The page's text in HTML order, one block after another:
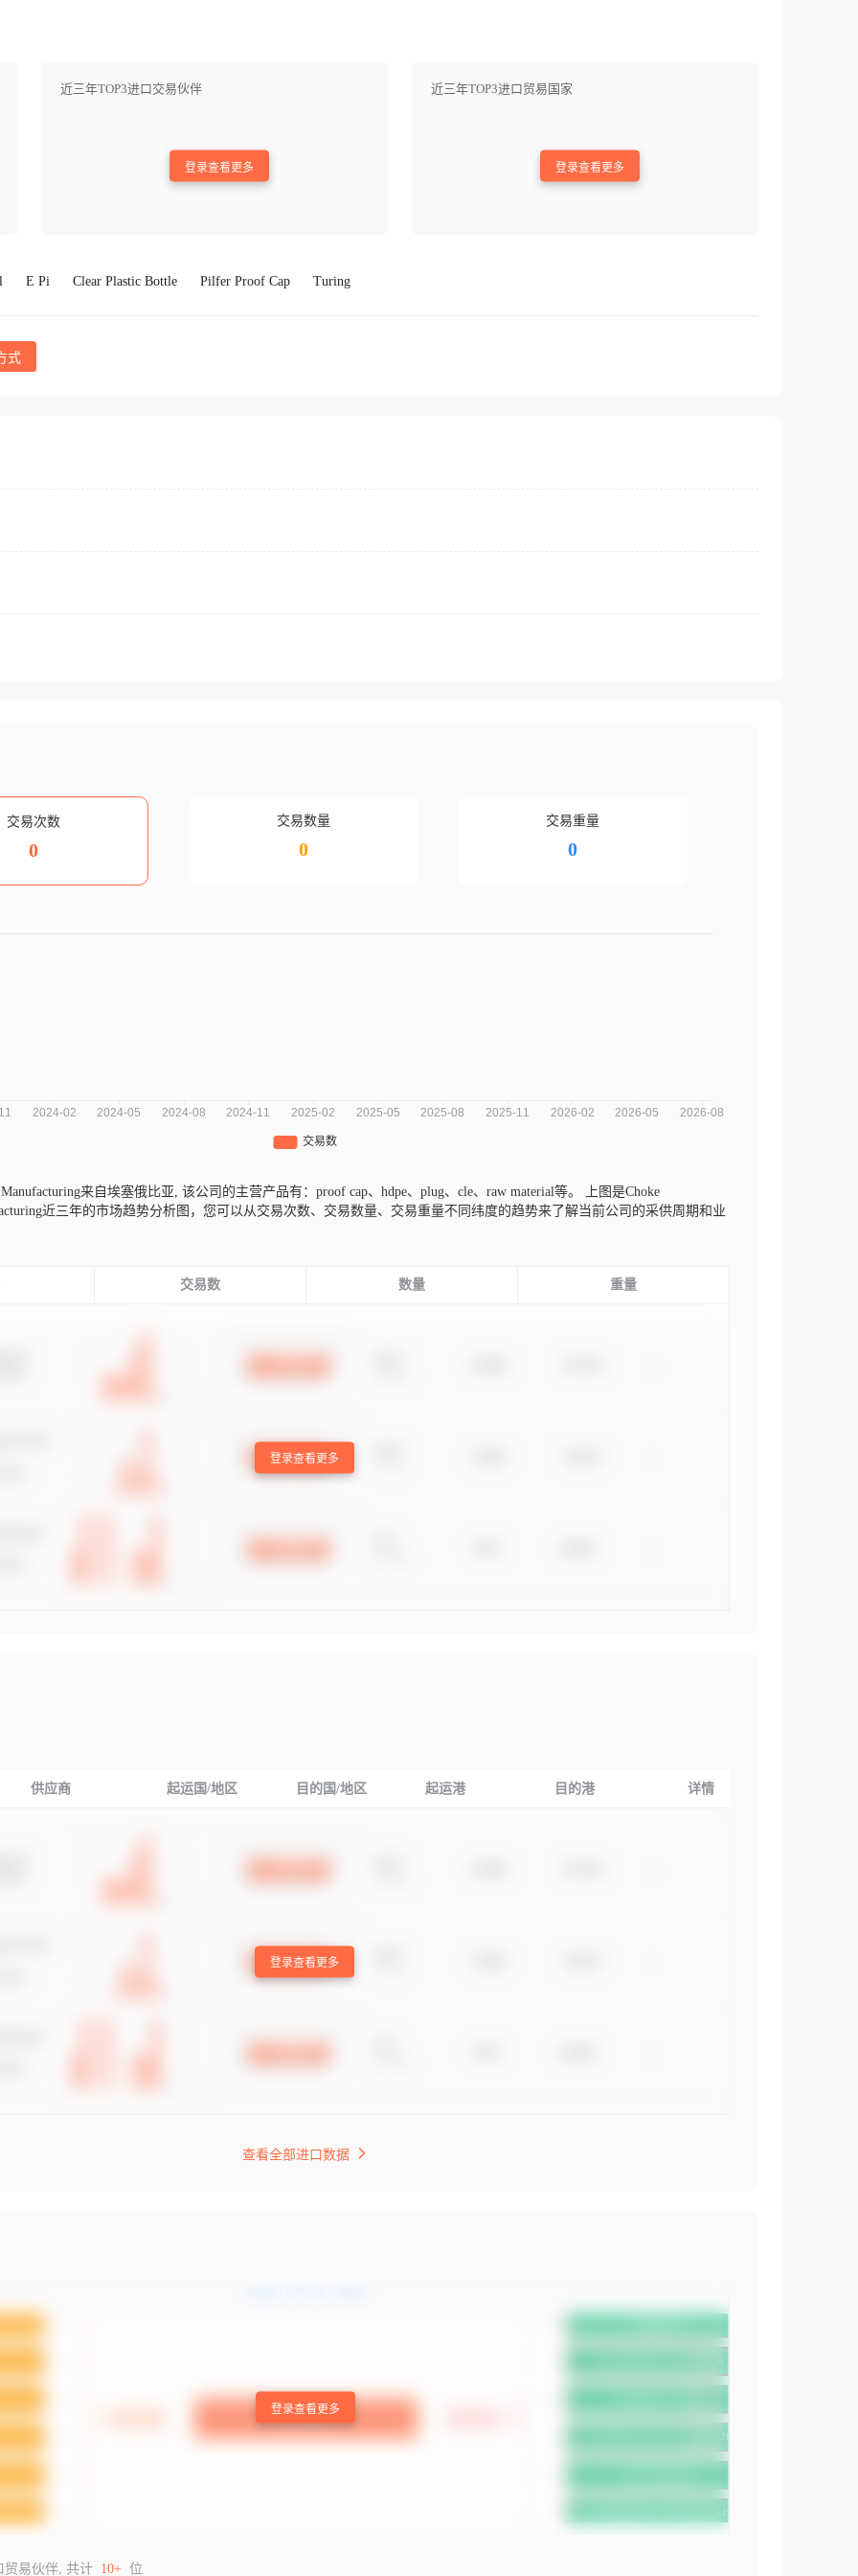
近三年TOP3进口交易伙伴
登录查看更多
近三年TOP3进口贸易国家
登录查看更多
E Pi Clear Plastic Bottle Pilfer Proof Cap Turing
式
交易次数
0
交易数量
0
交易重量
0
来自埃塞俄比亚, 该公司的主营产品有：proof cap、hdpe、plug、cle、raw material等。
上图是Choke
近三年的市场趋势分析图，您可以从交易次数、交易数量、交易重量不同纬度的趋势来了解当前公司的采供周期和业
交易数 数量 重量
登录查看更多
供应商 起运国/地区 目的国/地区 起运港 目的港 详情
登录查看更多
查看全部进口数据
登录查看更多
贸易伙伴, 共计 10+ 位